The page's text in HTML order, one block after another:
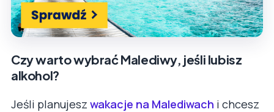
Czy warto wybrać Malediwy, jeśli lubisz
alkohol?
Jeśli planujesz wakacje na Malediwach i chcesz